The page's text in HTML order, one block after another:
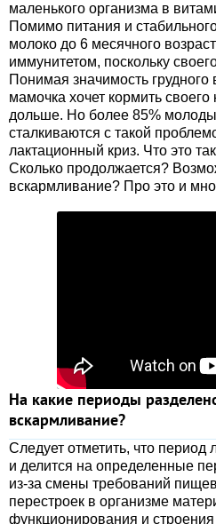
маленького организма в
Помимо питания и
молоко до 6 месячного
иммунитетом, поскольку
Понимая значимость
мамочка хочет кормить
дольше. Но более 85%
сталкиваются с такой
лактационный криз. Что это
Сколько продолжается?
вскармливание? Про это и
На какие периоды
вскармливание?
Следует отметить, что период
и делится на определенные
из-за смены требований
перестроек в организме
функционирования и